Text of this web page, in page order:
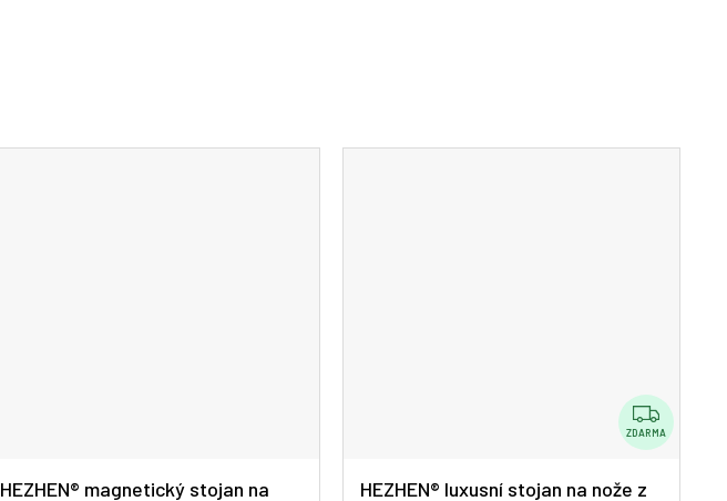
HEZHEN® magnetický stojan na
Z
D
ZDARMA
HEZHEN® luxusní stojan na nože z